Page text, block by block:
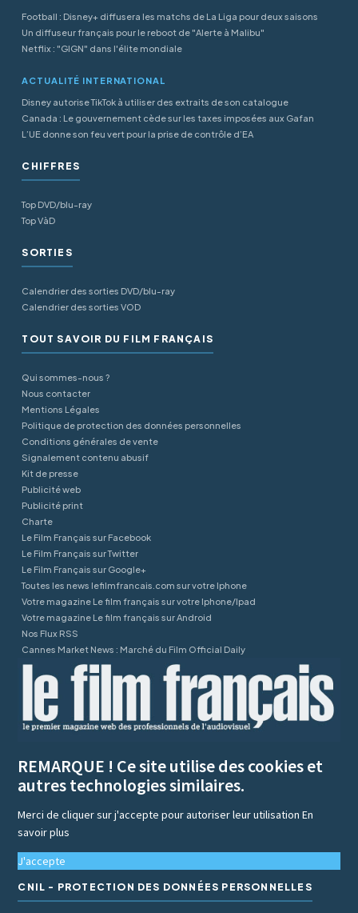
Football : Disney+ diffusera les matchs de La Liga pour deux saisons
Un diffuseur français pour le reboot de "Alerte à Malibu"
Netflix : "GIGN" dans l'élite mondiale
ACTUALITÉ INTERNATIONAL
Disney autorise TikTok à utiliser des extraits de son catalogue
Canada : Le gouvernement cède sur les taxes imposées aux Gafan
L’UE donne son feu vert pour la prise de contrôle d’EA
CHIFFRES
Top DVD/blu-ray
Top VàD
SORTIES
Calendrier des sorties DVD/blu-ray
Calendrier des sorties VOD
TOUT SAVOIR DU FILM FRANÇAIS
Qui sommes-nous ?
Nous contacter
Mentions Légales
Politique de protection des données personnelles
Conditions générales de vente
Signalement contenu abusif
Kit de presse
Publicité web
Publicité print
Charte
Le Film Français sur Facebook
Le Film Français sur Twitter
Le Film Français sur Google+
Toutes les news lefilmfrancais.com sur votre Iphone
Votre magazine Le film français sur votre Iphone/Ipad
Votre magazine Le film français sur Android
Nos Flux RSS
Cannes Market News : Marché du Film Official Daily
REMARQUE ! Ce site utilise des cookies et
autres technologies similaires.
Merci de cliquer sur j'accepte pour autoriser leur utilisationEn
savoir plus
J'accepte
CNIL - PROTECTION DES DONNÉES PERSONNELLES